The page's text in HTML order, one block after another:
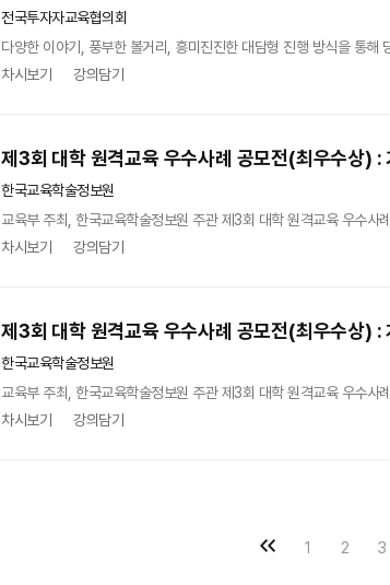
전국투자자교육협의회
다양한 이야기, 풍부한 볼거리, 흥미진진한 대담형 진행 방식을 통해
차시보기
강의담기
제3회 대학 원격교육 우수사례 공모전(최우수상) :
한국교육학술정보원
교육부 주최, 한국교육학술정보원 주관 제3회 대학 원격교육 우수
차시보기
강의담기
제3회 대학 원격교육 우수사례 공모전(최우수상) :
한국교육학술정보원
교육부 주최, 한국교육학술정보원 주관 제3회 대학 원격교육 우수
차시보기
강의담기
1 2 3